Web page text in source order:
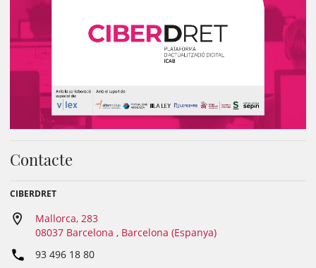
Contacte
CIBERDRET
Mallorca, 283
08037 Barcelona , Barcelona (Espanya)
93 496 18 80